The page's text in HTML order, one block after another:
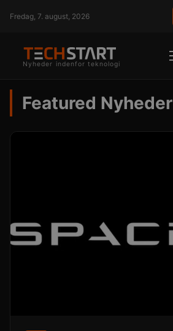
Fredag, 7. august, 2026
Nyheder indenfor teknologi
Featured Nyheder